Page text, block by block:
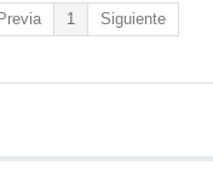
1 Siguiente